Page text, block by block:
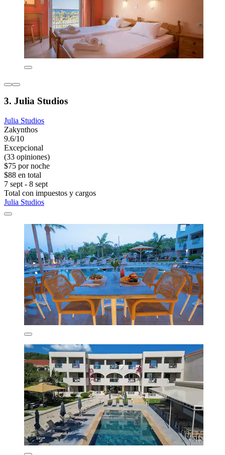
3. Julia Studios
Julia Studios
Zakynthos
9.6/10
Excepcional
(33 opiniones)
$75 por noche
$88 en total
7 sept - 8 sept
Total con impuestos y cargos
Julia Studios